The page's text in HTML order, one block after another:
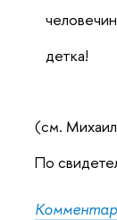
детка!
(см.
По